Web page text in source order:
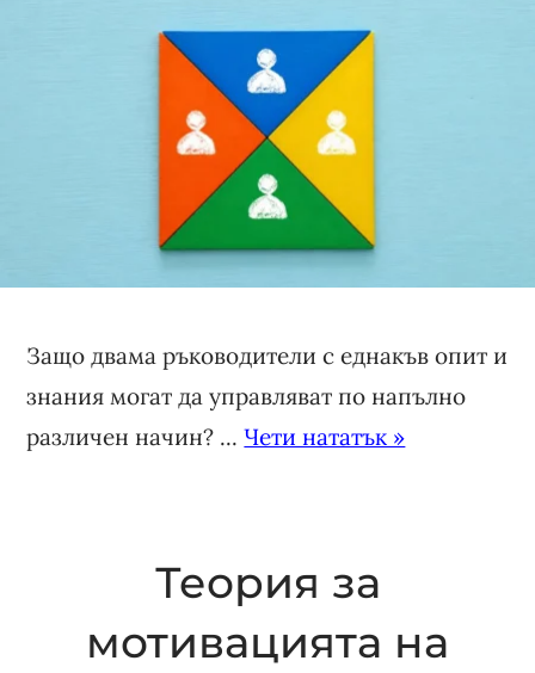
Защо двама ръководители с еднакъв опит и
знания могат да управляват по напълно
различен начин? ...Чети нататък »
Теория за
мотивацията на